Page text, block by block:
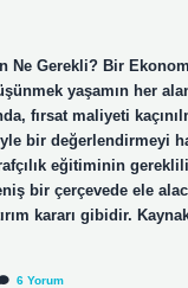
Ne Gerekli? Bir
yaşamın her
fırsat maliyeti
bir değerlendirmeyi
eğitiminin
bir çerçevede ele
kararı gibidir.
6 Yorum